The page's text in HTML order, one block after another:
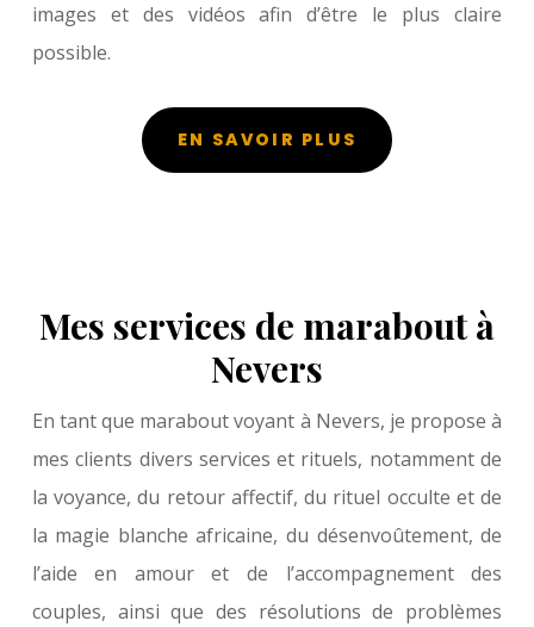
images et des vidéos afin d’être le plus claire
possible.
EN SAVOIR PLUS
Mes services de marabout à
Nevers
En tant que marabout voyant à Nevers, je propose à
mes clients divers services et rituels, notamment de
la voyance, du retour affectif, du rituel occulte et de
la magie blanche africaine, du désenvoûtement, de
l’aide en amour et de l’accompagnement des
couples, ainsi que des résolutions de problèmes